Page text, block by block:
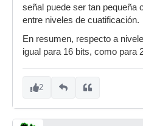
señal puede ser tan pequeña
entre niveles de cuatificación.
En resumen, respecto a
igual para 16 bits, como para
2